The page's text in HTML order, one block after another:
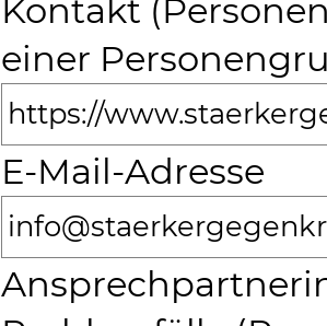
Kontakt
einer
https://
E-Mail-Adresse